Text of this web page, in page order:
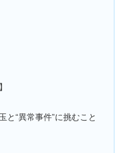
と“異常事件”に挑むこと